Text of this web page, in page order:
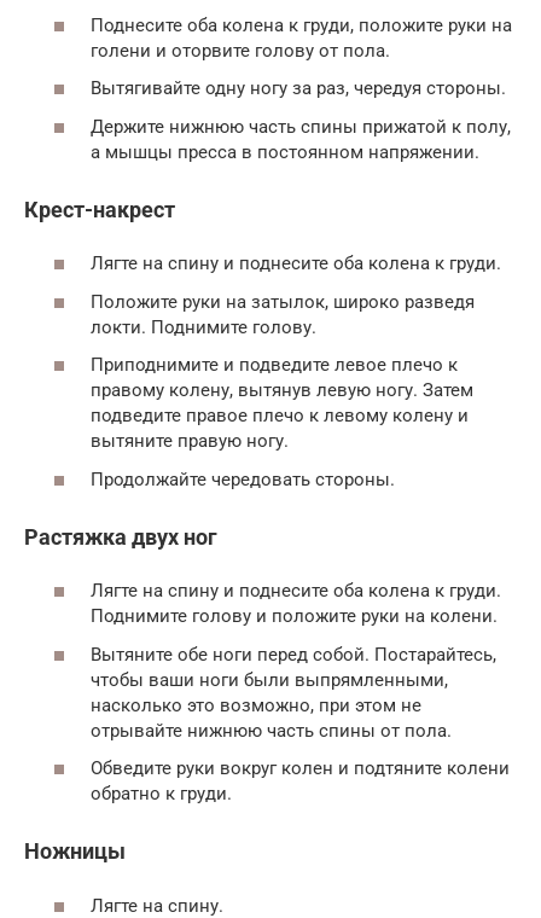
Поднесите оба колена к груди, положите руки на
голени и оторвите голову от пола.
Вытягивайте одну ногу за раз, чередуя стороны.
Держите нижнюю часть спины прижатой к полу,
а мышцы пресса в постоянном напряжении.
Крест-накрест
Лягте на спину и поднесите оба колена к груди.
Положите руки на затылок, широко разведя
локти. Поднимите голову.
Приподнимите и подведите левое плечо к
правому колену, вытянув левую ногу. Затем
подведите правое плечо к левому колену и
вытяните правую ногу.
Продолжайте чередовать стороны.
Растяжка двух ног
Лягте на спину и поднесите оба колена к груди.
Поднимите голову и положите руки на колени.
Вытяните обе ноги перед собой. Постарайтесь,
чтобы ваши ноги были выпрямленными,
насколько это возможно, при этом не
отрывайте нижнюю часть спины от пола.
Обведите руки вокруг колен и подтяните колени
обратно к груди.
Ножницы
Лягте на спину.